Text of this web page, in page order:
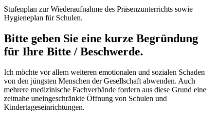
Stufenplan zur Wiederaufnahme des Präsenzunterrichts sowie
Hygieneplan für Schulen.
Bitte geben Sie eine kurze Begründung
für Ihre Bitte / Beschwerde.
Ich möchte vor allem weiteren emotionalen und sozialen Schaden
von den jüngsten Menschen der Gesellschaft abwenden. Auch
mehrere medizinische Fachverbände fordern aus diese Grund eine
zeitnahe uneingeschränkte Öffnung von Schulen und
Kindertageseinrichtungen.